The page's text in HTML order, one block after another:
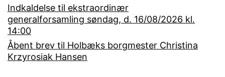
Indkaldelse til ekstraordinær
generalforsamling søndag, d. 16/08/2026 kl.
14:00
Åbent brev til Holbæks borgmester Christina
Krzyrosiak Hansen